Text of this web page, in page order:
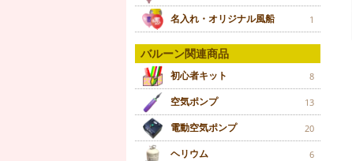
名入れ・オリジナル風船 1
バルーン関連商品
初心者キット 8
空気ポンプ 13
電動空気ポンプ 20
ヘリウム 6